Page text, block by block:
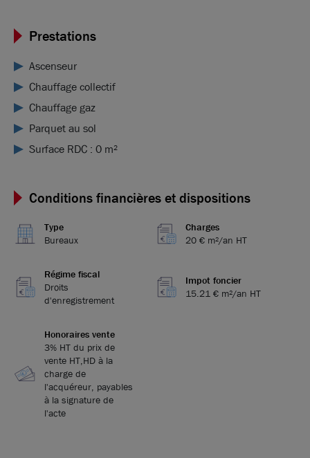
Prestations
Ascenseur
Chauffage collectif
Chauffage gaz
Parquet au sol
Surface RDC : 0 m²
Conditions financières et dispositions
Type
Bureaux
Charges
20 € m²/an HT
Régime fiscal
Droits
d'enregistrement
Impot foncier
15.21 € m²/an HT
Honoraires vente
3% HT du prix de
vente HT,HD à la
charge de
l'acquéreur, payables
à la signature de
l'acte